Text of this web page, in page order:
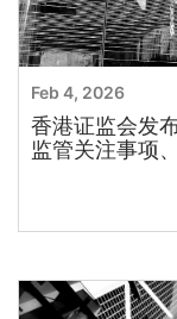
香港证监会发
监管关注事项
Feb 4, 2026